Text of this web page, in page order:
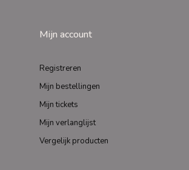
Mijn account
Registreren
Mijn bestellingen
Mijn tickets
Mijn verlanglijst
Vergelijk producten